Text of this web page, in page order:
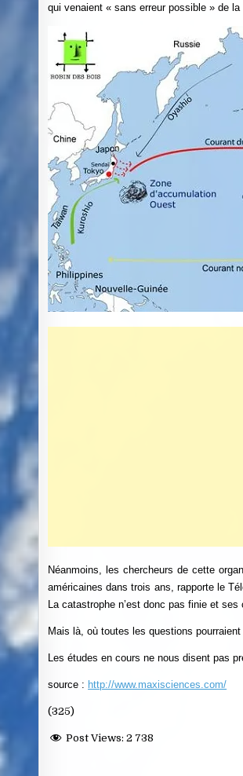
qui venaient « sans erreur possible » de
Néanmoins, les chercheurs de cette
américaines dans trois ans, rapporte le
La catastrophe n’est donc pas finie et
Mais là, où toutes les questions
Les études en cours ne nous disent pas
source : http://www.maxisciences.com/
(325)
Post Views: 2 738